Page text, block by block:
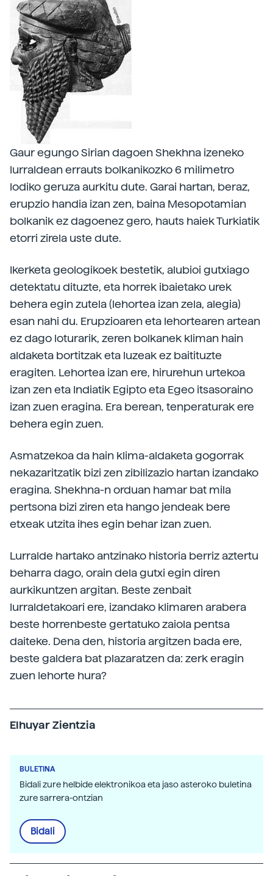
Gaur egungo Sirian dagoen Shekhna izeneko
lurraldean errauts bolkanikozko 6 milimetro
lodiko geruza aurkitu dute. Garai hartan, beraz,
erupzio handia izan zen, baina Mesopotamian
bolkanik ez dagoenez gero, hauts haiek Turkiatik
etorri zirela uste dute.
Ikerketa geologikoek bestetik, alubioi gutxiago
detektatu dituzte, eta horrek ibaietako urek
behera egin zutela (lehortea izan zela, alegia)
esan nahi du. Erupzioaren eta lehortearen artean
ez dago loturarik, zeren bolkanek kliman hain
aldaketa bortitzak eta luzeak ez baitituzte
eragiten. Lehortea izan ere, hirurehun urtekoa
izan zen eta Indiatik Egipto eta Egeo itsasoraino
izan zuen eragina. Era berean, tenperaturak ere
behera egin zuen.
Asmatzekoa da hain klima-aldaketa gogorrak
nekazaritzatik bizi zen zibilizazio hartan izandako
eragina. Shekhna-n orduan hamar bat mila
pertsona bizi ziren eta hango jendeak bere
etxeak utzita ihes egin behar izan zuen.
Lurralde hartako antzinako historia berriz aztertu
beharra dago, orain dela gutxi egin diren
aurkikuntzen argitan. Beste zenbait
lurraldetakoari ere, izandako klimaren arabera
beste horrenbeste gertatuko zaiola pentsa
daiteke. Dena den, historia argitzen bada ere,
beste galdera bat plazaratzen da: zerk eragin
zuen lehorte hura?
Elhuyar Zientzia
BULETINA
Bidali zure helbide elektronikoa eta jaso asteroko buletina
zure sarrera-ontzian
Bidali